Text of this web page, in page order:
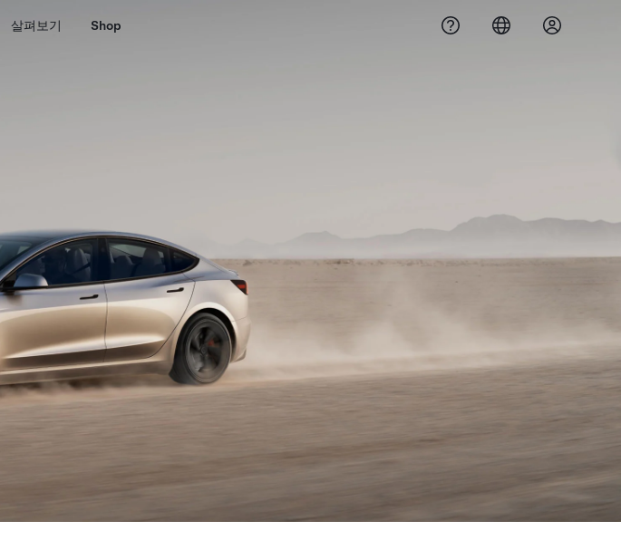
살펴보기 Shop